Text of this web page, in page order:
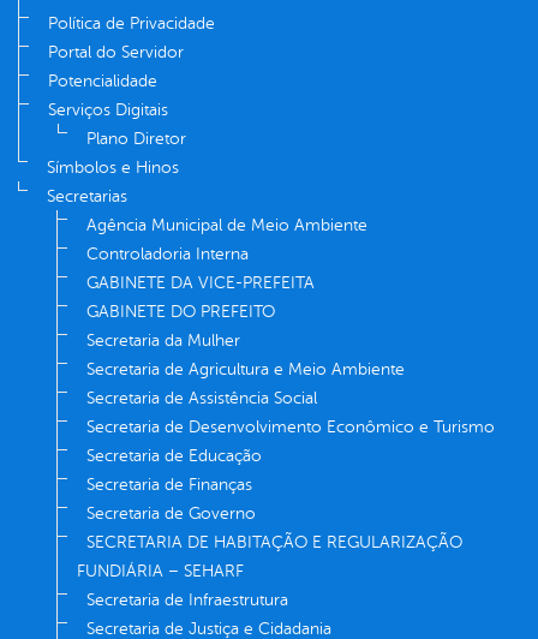
Política de Privacidade
Portal do Servidor
Potencialidade
Serviços Digitais
Plano Diretor
Símbolos e Hinos
Secretarias
Agência Municipal de Meio Ambiente
Controladoria Interna
GABINETE DA VICE-PREFEITA
GABINETE DO PREFEITO
Secretaria da Mulher
Secretaria de Agricultura e Meio Ambiente
Secretaria de Assistência Social
Secretaria de Desenvolvimento Econômico e Turismo
Secretaria de Educação
Secretaria de Finanças
Secretaria de Governo
SECRETARIA DE HABITAÇÃO E REGULARIZAÇÃO
FUNDIÁRIA – SEHARF
Secretaria de Infraestrutura
Secretaria de Justiça e Cidadania